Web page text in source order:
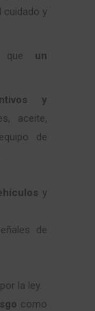
cuidado y
que un
y
aceite,
de
y
de
la ley.
como